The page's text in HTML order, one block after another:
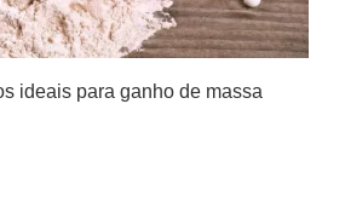
ideais para ganho de massa